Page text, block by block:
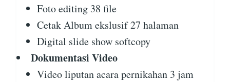
Foto editing 38 file
Cetak Album ekslusif 27 halaman
Digital slide show softcopy
Dokumentasi Video
Video liputan acara pernikahan 3 jam